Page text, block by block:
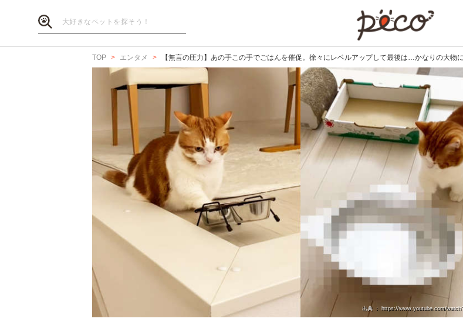
TOP エンタメ 【無言の圧力】あの手この手でごはんを催促。徐々にレベルアップして最後は…かなりの大物
出典 ： https://www.youtube.com/